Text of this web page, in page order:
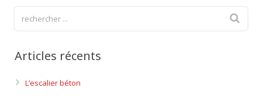
Articles récents
L’escalier béton